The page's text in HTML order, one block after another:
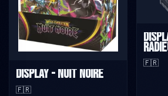
Display - Nuit Noire
🇫🇷
🇫🇷